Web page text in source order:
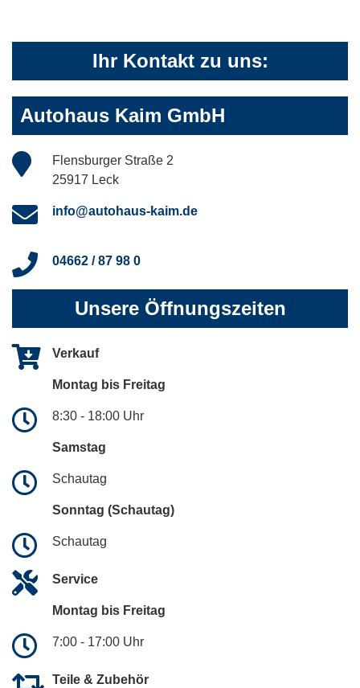
Ihr Kontakt zu uns:
Autohaus Kaim GmbH
Flensburger Straße 2
25917 Leck
info@autohaus-kaim.de
04662 / 87 98 0
Unsere Öffnungszeiten
Verkauf
Montag bis Freitag
8:30 - 18:00 Uhr
Samstag
Schautag
Sonntag (Schautag)
Schautag
Service
Montag bis Freitag
7:00 - 17:00 Uhr
Teile & Zubehör